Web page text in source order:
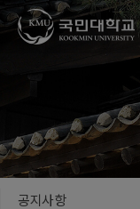
국민대학교
공지사항